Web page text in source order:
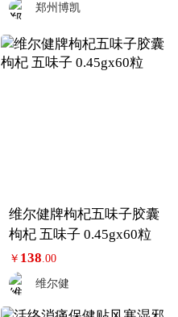
郑州博凯
维尔健牌枸杞五味子胶囊
枸杞 五味子 0.45gx60粒
￥ 138 .00
维尔健